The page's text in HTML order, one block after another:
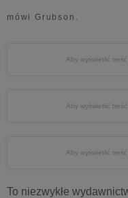
mówi Grubson.
Aby wyświetlić
Aby wyświetlić
Aby wyświetlić
To niezwykłe